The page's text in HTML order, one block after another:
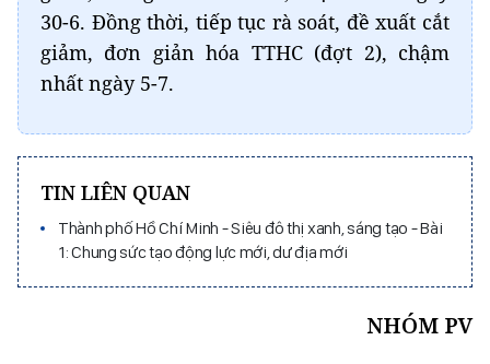
30-6. Đồng thời, tiếp tục rà soát, đề xuất cắt
giảm, đơn giản hóa TTHC (đợt 2), chậm
nhất ngày 5-7.
TIN LIÊN QUAN
Thành phố Hồ Chí Minh - Siêu đô thị xanh, sáng tạo - Bài
1: Chung sức tạo động lực mới, dư địa mới
NHÓM PV